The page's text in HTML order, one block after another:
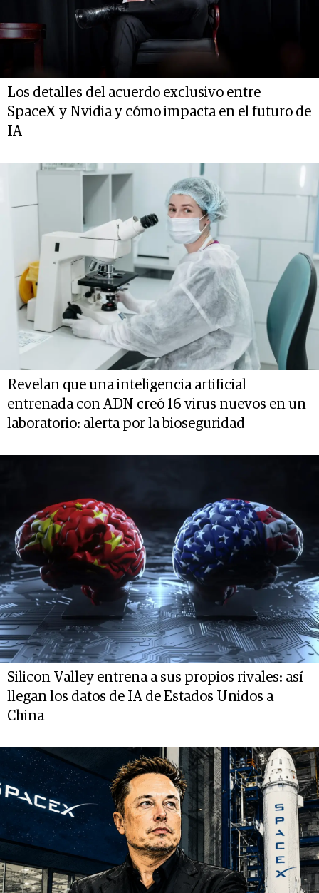
Los detalles del acuerdo exclusivo entre
SpaceX y Nvidia y cómo impacta en el futuro de
IA
Revelan que una inteligencia artificial
entrenada con ADN creó 16 virus nuevos en un
laboratorio: alerta por la bioseguridad
Silicon Valley entrena a sus propios rivales: así
llegan los datos de IA de Estados Unidos a
China